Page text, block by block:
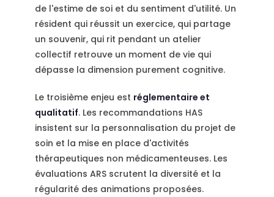
de l'estime de soi et du sentiment d'utilité. Un
résident qui réussit un exercice, qui partage
un souvenir, qui rit pendant un atelier
collectif retrouve un moment de vie qui
dépasse la dimension purement cognitive.
Le troisième enjeu est réglementaire et
qualitatif. Les recommandations HAS
insistent sur la personnalisation du projet de
soin et la mise en place d'activités
thérapeutiques non médicamenteuses. Les
évaluations ARS scrutent la diversité et la
régularité des animations proposées.